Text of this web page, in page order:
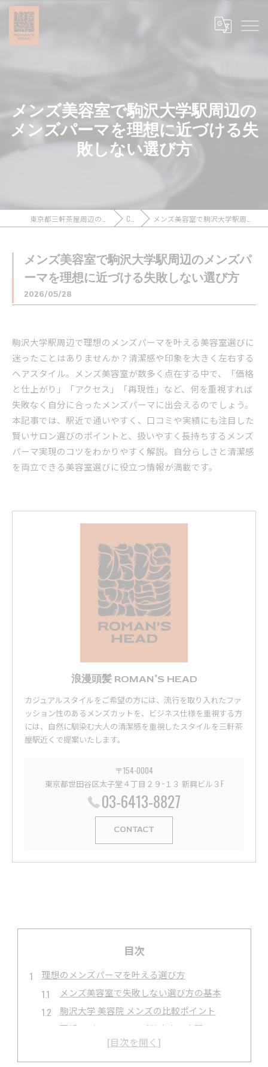
メンズ美容室で駒沢大学駅周辺の
メンズパーマを理想に近づける失
敗しない選び方
COLUMN メンズ美容室で駒沢大学駅周辺のメンズパーマを理想に近づける失敗しない選び方
メンズ美容室で駒沢大学駅周辺のメンズパ
ーマを理想に近づける失敗しない選び方
2026/05/28
駒沢大学駅周辺で理想のメンズパーマを叶える美容室選びに
迷ったことはありませんか？清潔感や印象を大きく左右する
ヘアスタイル。メンズ美容室が数多く点在する中で、「価格
と仕上がり」「アクセス」「再現性」など、何を重視すれば
失敗なく自分に合ったメンズパーマに出会えるのでしょう。
本記事では、駅近で通いやすく、口コミや実績にも注目した
賢いサロン選びのポイントと、扱いやすく長持ちするメンズ
パーマ実現のコツをわかりやすく解説。自分らしさと清潔感
を両立できる美容室選びに役立つ情報が満載です。
浪漫頭髪 ROMAN’S HEAD
カジュアルスタイルをご希望の方には、流行を取り入れたファ
ッション性のあるメンズカットを、ビジネス仕様を重視する方
には、自然に馴染む大人の清潔感を重視したスタイルを三軒茶
屋駅近くで提案いたします。
〒154-0004
東京都世田谷区太子堂４丁目２９−１３ 新興ビル３F
03-6413-8827
CONTACT
目次
理想のメンズパーマを叶える選び方
メンズ美容室で失敗しない選び方の基本
駒沢大学 美容院 メンズの比較ポイント
理想のパーマはメンズ美容室で実現
ホットペッパービューティー活用術と注意点
駒沢大学駅 美容院選びで重視すべき点